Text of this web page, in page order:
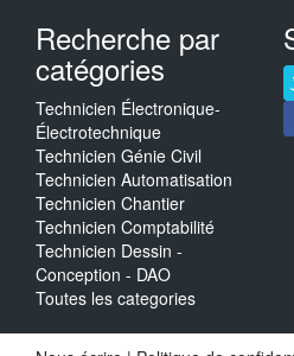
Recherche par
catégories
Technicien Électronique-
Électrotechnique
Technicien Génie Civil
Technicien Automatisation
Technicien Chantier
Technicien Comptabilité
Technicien Dessin -
Conception - DAO
Toutes les categories